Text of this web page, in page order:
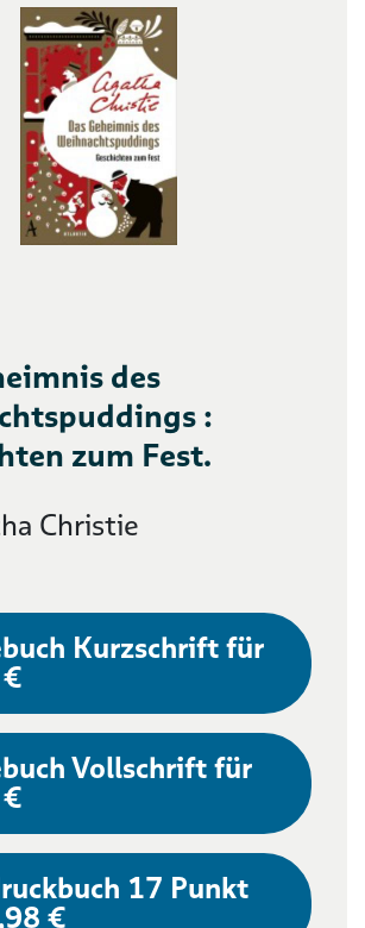
des
:
zum Fest.
Christie
Kurzschrift für
Vollschrift für
17 Punkt
€